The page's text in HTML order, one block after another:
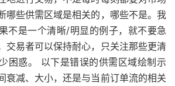
哪些供需区域是相关的，哪些不是。我
不是一个清晰/明显的例子，就不要急
交易者可以保持耐心，只关注那些更清
困惑。 以下是错误的供需区域绘制示
衰减、大小，还是与当前订单流的相关